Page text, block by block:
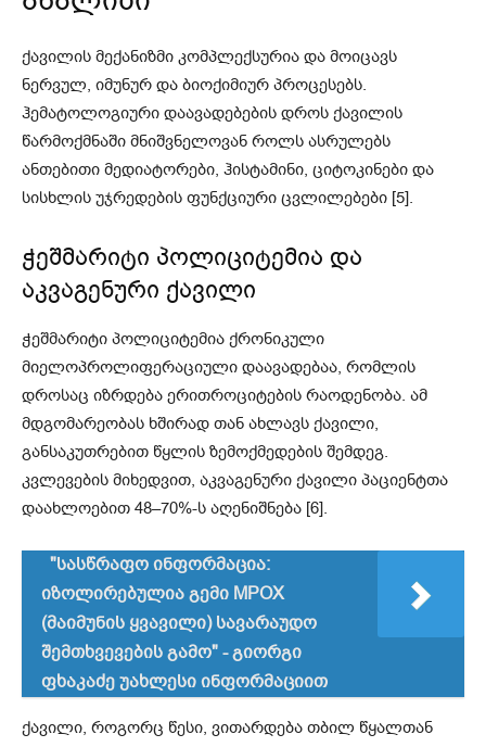
ქავილის მექანიზმი კომპლექსურია და მოიცავს
ნერვულ, იმუნურ და ბიოქიმიურ პროცესებს.
ჰემატოლოგიური დაავადებების დროს ქავილის
წარმოქმნაში მნიშვნელოვან როლს ასრულებს
ანთებითი მედიატორები, ჰისტამინი, ციტოკინები და
სისხლის უჯრედების ფუნქციური ცვლილებები [5].
ჭეშმარიტი პოლიციტემია და
აკვაგენური ქავილი
ჭეშმარიტი პოლიციტემია ქრონიკული
მიელოპროლიფერაციული დაავადებაა, რომლის
დროსაც იზრდება ერითროციტების რაოდენობა. ამ
მდგომარეობას ხშირად თან ახლავს ქავილი,
განსაკუთრებით წყლის ზემოქმედების შემდეგ.
კვლევების მიხედვით, აკვაგენური ქავილი პაციენტთა
დაახლოებით 48–70%-ს აღენიშნება [6].
"სასწრაფო ინფორმაცია:
იზოლირებულია გემი MPOX
(მაიმუნის ყვავილი) სავარაუდო
შემთხვევების გამო" - გიორგი
ფხაკაძე უახლესი ინფორმაციით
ქავილი, როგორც წესი, ვითარდება თბილ წყალთან